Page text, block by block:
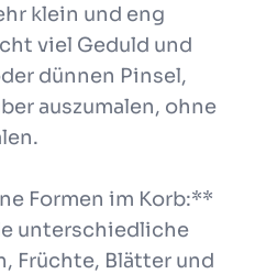
klein und eng
viel Geduld und
dünnen Pinsel,
auszumalen, ohne
Formen im Korb:**
unterschiedliche
Früchte, Blätter und